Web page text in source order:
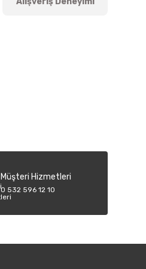
Müşteri Hizmetleri
0 532 596 12 10